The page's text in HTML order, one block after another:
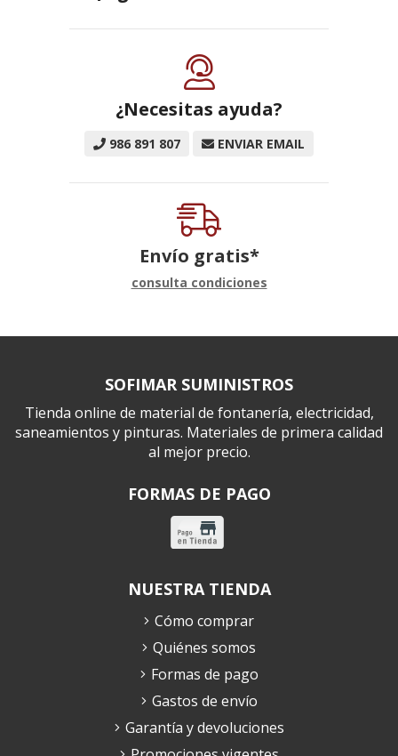
¿Necesitas ayuda?
986 891 807 ENVIAR EMAIL
Envío gratis*
consulta condiciones
SOFIMAR SUMINISTROS
Tienda online de material de fontanería, electricidad,
saneamientos y pinturas. Materiales de primera calidad
al mejor precio.
FORMAS DE PAGO
NUESTRA TIENDA
Cómo comprar
Quiénes somos
Formas de pago
Gastos de envío
Garantía y devoluciones